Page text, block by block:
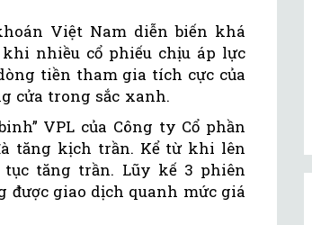
Việt Nam diễn biến khá
nhiều cổ phiếu chịu áp lực
tiền tham gia tích cực của
cửa trong sắc xanh.
VPL của Công ty Cổ phần
tăng kịch trần. Kể từ khi lên
tục tăng trần. Lũy kế 3 phiên
được giao dịch quanh mức giá